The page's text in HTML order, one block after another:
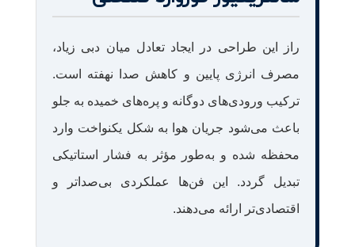
راز این طراحی در ایجاد تعادل میان دبی زیاد،
مصرف انرژی پایین و کاهش صدا نهفته است.
ترکیب ورودی‌های دوگانه و پره‌های خمیده به جلو
باعث می‌شود جریان هوا به شکل یکنواخت وارد
محفظه شده و به‌طور مؤثر به فشار استاتیکی
تبدیل گردد. این فن‌ها عملکردی بی‌صداتر و
اقتصادی‌تر ارائه می‌دهند.